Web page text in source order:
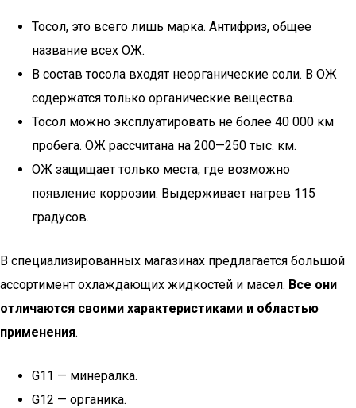
Тосол, это всего лишь марка. Антифриз, общее
название всех ОЖ.
В состав тосола входят неорганические соли. В ОЖ
содержатся только органические вещества.
Тосол можно эксплуатировать не более 40 000 км
пробега. ОЖ рассчитана на 200—250 тыс. км.
ОЖ защищает только места, где возможно
появление коррозии. Выдерживает нагрев 115
градусов.
В специализированных магазинах предлагается большой
ассортимент охлаждающих жидкостей и масел. Все они
отличаются своими характеристиками и областью
применения.
G11 — минералка.
G12 — органика.